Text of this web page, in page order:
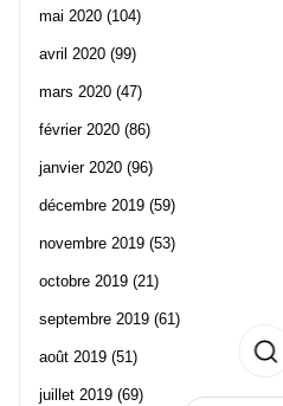
mai 2020 (104)
avril 2020 (99)
mars 2020 (47)
février 2020 (86)
janvier 2020 (96)
décembre 2019 (59)
novembre 2019 (53)
octobre 2019 (21)
septembre 2019 (61)
août 2019 (51)
juillet 2019 (69)